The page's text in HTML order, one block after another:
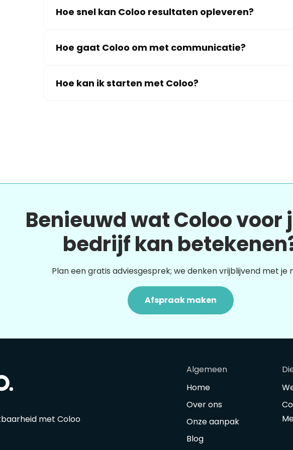
Hoe snel kan Coloo resultaten opleveren?
Hoe gaat Coloo om met communicatie?
Hoe kan ik starten met Coloo?
Benieuwd wat Coloo voor
bedrijf kan
Plan een gratis adviesgesprek; we denken vrijblijvend met je
Afspraak maken
met Coloo
Algemeen
Home
Over ons
Onze aanpak
Blog